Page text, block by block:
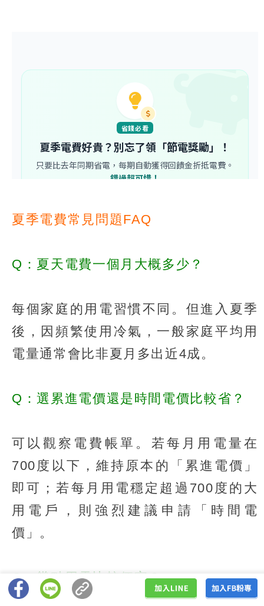
夏季電費常見問題FAQ
Q：夏天電費一個月大概多少？
每個家庭的用電習慣不同。但進入夏季
後，因頻繁使用冷氣，一般家庭平均用
電量通常會比非夏月多出近4成。
Q：選累進電價還是時間電價比較省？
可以觀察電費帳單。若每月用電量在
700度以下，維持原本的「累進電價」
即可；若每月用電穩定超過700度的大
用電戶，則強烈建議申請「時間電
價」。
Q：幾點用電比較便宜？